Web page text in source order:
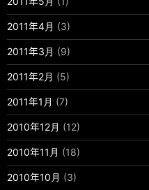
2011年4月 (3)
2011年3月 (9)
2011年2月 (5)
2011年1月 (7)
2010年12月 (12)
2010年11月 (18)
2010年10月 (3)